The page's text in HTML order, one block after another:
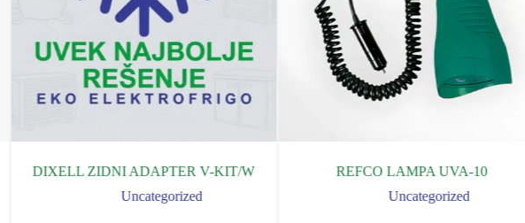
DIXELL ZIDNI ADAPTER V-KIT/W
Uncategorized
REFCO LAMPA UVA-10
Uncategorized